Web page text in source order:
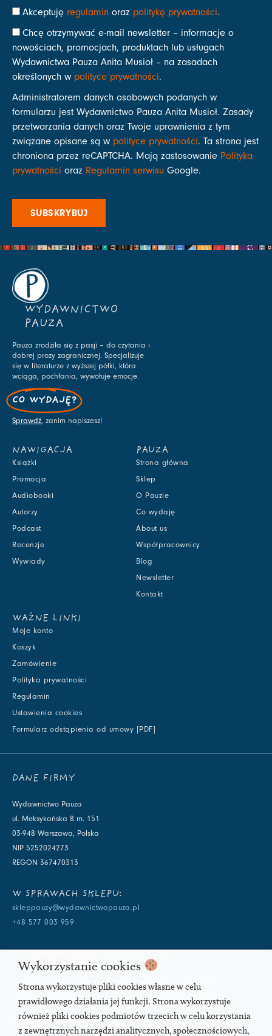
Akceptuję regulamin oraz politykę prywatności.
Chcę otrzymywać e-mail newsletter – informacje o
nowościach, promocjach, produktach lub usługach
Wydawnictwa Pauza Anita Musioł – na zasadach
określonych w polityce prywatności.
Administratorem danych osobowych podanych w
formularzu jest Wydawnictwo Pauza Anita Musioł. Zasady
przetwarzania danych oraz Twoje uprawnienia z tym
związane opisane są w polityce prywatności. Ta strona jest
chroniona przez reCAPTCHA. Mają zastosowanie Polityka
prywatności oraz Regulamin serwisu Google.
SUBSKRYBUJ
WYDAWNICTWO
PAUZA
Pauza zrodziła się z pasji – do czytania i
dobrej prozy zagranicznej. Specjalizuje
się w literaturze z wyższej półki, która
wciąga, pochłania, wywołuje emocje.
CO WYDAJĘ?
Sprawdź, zanim napiszesz!
NAWIGACJA
Książki
Promocja
Audiobooki
Autorzy
Podcast
Recenzje
Wywiady
PAUZA
Strona główna
Sklep
O Pauzie
Co wydaję
About us
Współpracownicy
Blog
Newsletter
Kontakt
WAŻNE LINKI
Moje konto
Koszyk
Zamówienie
Polityka prywatności
Regulamin
Ustawienia cookies
Formularz odstąpienia od umowy [PDF]
DANE FIRMY
Wydawnictwo Pauza
ul. Meksykańska 8 m. 151
03-948 Warszawa, Polska
NIP 5252024273
REGON 367470313
W SPRAWACH SKLEPU:
skleppauzy@wydawnictwopauza.pl
+48 577 003 959
info@wydawnictwopauza.pl
+48 501 177 119 (czynny w dni powszednie w godzinach 11-15,
proszę o wysłanie wiadomości SMS, gdybym nie odbierała)
SOCIAL MEDIA
Wykorzystanie cookies
Strona wykorzystuje pliki cookies własne w celu
prawidłowego działania jej funkcji. Strona wykorzystuje
również pliki cookies podmiotów trzecich w celu korzystania
z zewnętrznych narzędzi analitycznych, społecznościowych,